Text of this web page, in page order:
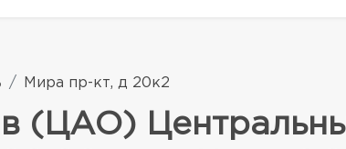
Мира пр-кт, д 20к2
(ЦАО)